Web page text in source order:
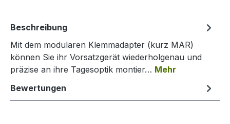
Beschreibung
Mit dem modularen Klemmadapter (kurz MAR)
können Sie ihr Vorsatzgerät wiederholgenau und
präzise an ihre Tagesoptik montier… Mehr
Bewertungen